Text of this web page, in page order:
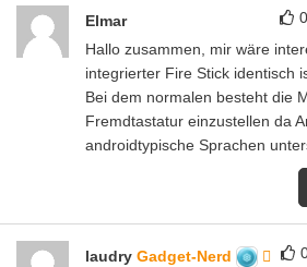
0
Elmar
Hallo zusammen, mir wäre
integrierter Fire Stick identisch
Bei dem normalen besteht die
Fremdtastatur einzustellen da
androidtypische Sprachen
laudry Gadget-Nerd